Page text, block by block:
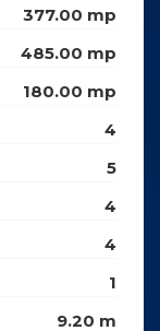
377.00 mp
485.00 mp
180.00 mp
4
5
4
4
1
9.20 m